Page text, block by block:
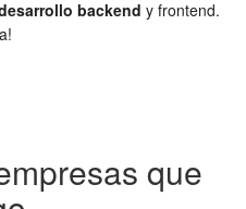
backend y frontend.
que